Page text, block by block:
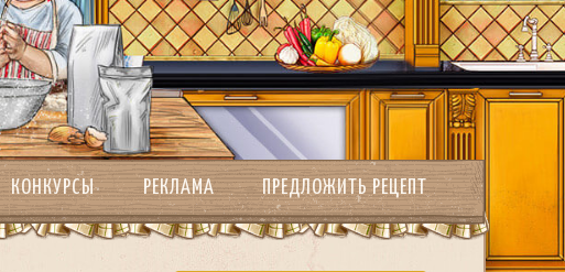
КОНКУРСЫ РЕКЛАМА ПРЕДЛОЖИТЬ РЕЦЕПТ